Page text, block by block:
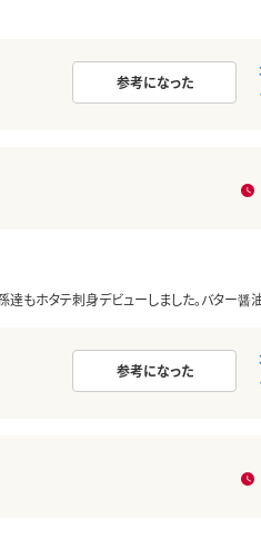
参考になった
もホタテ刺身デビューしました。バター醤
参考になった